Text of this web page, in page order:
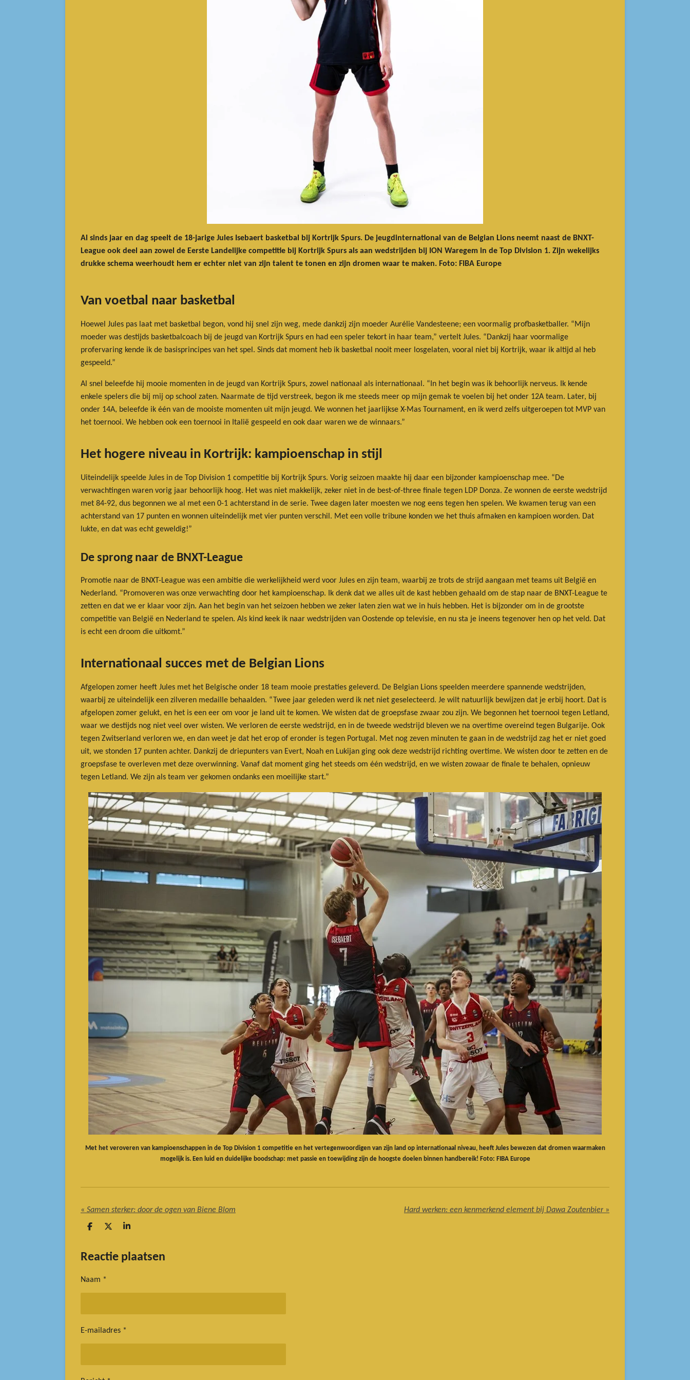
Al sinds jaar en dag speelt de 18-jarige Jules Isebaert basketbal bij Kortrijk Spurs. De jeugdinternational van de Belgian Lions neemt naast de BNXT-
League ook deel aan zowel de Eerste Landelijke competitie bij Kortrijk Spurs als aan wedstrijden bij ION Waregem in de Top Division 1. Zijn wekelijks
drukke schema weerhoudt hem er echter niet van zijn talent te tonen en zijn dromen waar te maken. Foto: FIBA Europe
Van voetbal naar basketbal
Hoewel Jules pas laat met basketbal begon, vond hij snel zijn weg, mede dankzij zijn moeder Aurélie Vandesteene; een voormalig profbasketballer. “Mijn
moeder was destijds basketbalcoach bij de jeugd van Kortrijk Spurs en had een speler tekort in haar team,” vertelt Jules. “Dankzij haar voormalige
profervaring kende ik de basisprincipes van het spel. Sinds dat moment heb ik basketbal nooit meer losgelaten, vooral niet bij Kortrijk, waar ik altijd al heb
gespeeld.”
Al snel beleefde hij mooie momenten in de jeugd van Kortrijk Spurs, zowel nationaal als internationaal. “In het begin was ik behoorlijk nerveus. Ik kende
enkele spelers die bij mij op school zaten. Naarmate de tijd verstreek, begon ik me steeds meer op mijn gemak te voelen bij het onder 12A team. Later, bij
onder 14A, beleefde ik één van de mooiste momenten uit mijn jeugd. We wonnen het jaarlijkse X-Mas Tournament, en ik werd zelfs uitgeroepen tot MVP van
het toernooi. We hebben ook een toernooi in Italië gespeeld en ook daar waren we de winnaars.”
Het hogere niveau in Kortrijk: kampioenschap in stijl
Uiteindelijk speelde Jules in de Top Division 1 competitie bij Kortrijk Spurs. Vorig seizoen maakte hij daar een bijzonder kampioenschap mee. “De
verwachtingen waren vorig jaar behoorlijk hoog. Het was niet makkelijk, zeker niet in de best-of-three finale tegen LDP Donza. Ze wonnen de eerste wedstrijd
met 84-92, dus begonnen we al met een 0-1 achterstand in de serie. Twee dagen later moesten we nog eens tegen hen spelen. We kwamen terug van een
achterstand van 17 punten en wonnen uiteindelijk met vier punten verschil. Met een volle tribune konden we het thuis afmaken en kampioen worden. Dat
lukte, en dat was echt geweldig!”
De sprong naar de BNXT-League
Promotie naar de BNXT-League was een ambitie die werkelijkheid werd voor Jules en zijn team, waarbij ze trots de strijd aangaan met teams uit België en
Nederland. “Promoveren was onze verwachting door het kampioenschap. Ik denk dat we alles uit de kast hebben gehaald om de stap naar de BNXT-League te
zetten en dat we er klaar voor zijn. Aan het begin van het seizoen hebben we zeker laten zien wat we in huis hebben. Het is bijzonder om in de grootste
competitie van België en Nederland te spelen. Als kind keek ik naar wedstrijden van Oostende op televisie, en nu sta je ineens tegenover hen op het veld. Dat
is echt een droom die uitkomt.”
Internationaal succes met de Belgian Lions
Afgelopen zomer heeft Jules met het Belgische onder 18 team mooie prestaties geleverd. De Belgian Lions speelden meerdere spannende wedstrijden,
waarbij ze uiteindelijk een zilveren medaille behaalden. “Twee jaar geleden werd ik net niet geselecteerd. Je wilt natuurlijk bewijzen dat je erbij hoort. Dat is
afgelopen zomer gelukt, en het is een eer om voor je land uit te komen. We wisten dat de groepsfase zwaar zou zijn. We begonnen het toernooi tegen Letland,
waar we destijds nog niet veel over wisten. We verloren de eerste wedstrijd, en in de tweede wedstrijd bleven we na overtime overeind tegen Bulgarije. Ook
tegen Zwitserland verloren we, en dan weet je dat het erop of eronder is tegen Portugal. Met nog zeven minuten te gaan in de wedstrijd zag het er niet goed
uit, we stonden 17 punten achter. Dankzij de driepunters van Evert, Noah en Lukijan ging ook deze wedstrijd richting overtime. We wisten door te zetten en de
groepsfase te overleven met deze overwinning. Vanaf dat moment ging het steeds om één wedstrijd, en we wisten zowaar de finale te behalen, opnieuw
tegen Letland. We zijn als team ver gekomen ondanks een moeilijke start.”
Met het veroveren van kampioenschappen in de Top Division 1 competitie en het vertegenwoordigen van zijn land op internationaal niveau, heeft Jules bewezen dat dromen waarmaken
mogelijk is. Een luid en duidelijke boodschap: met passie en toewijding zijn de hoogste doelen binnen handbereik! Foto: FIBA Europe
« Samen sterker: door de ogen van Biene Blom Hard werken: een kenmerkend element bij Dawa Zoutenbier »
D
e
n
D
l
S
r
e
Reactie plaatsen
Naam *
E-mailadres *